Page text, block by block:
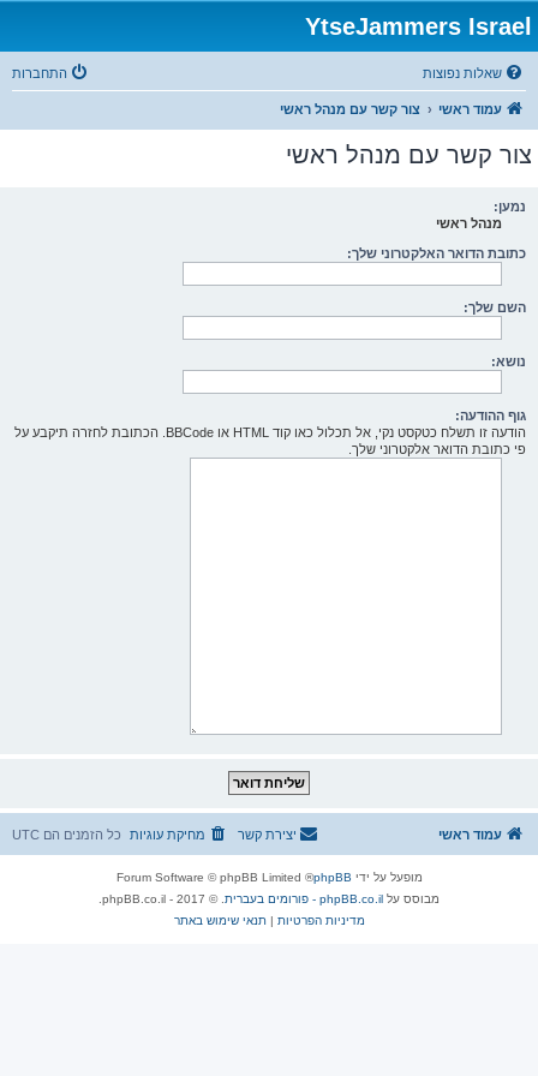
YtseJammers Israel
שאלות נפוצות התחברות
עמוד ראשי צור קשר עם מנהל ראשי
צור קשר עם מנהל ראשי
נמען:
מנהל ראשי
כתובת הדואר האלקטרוני שלך:
השם שלך:
נושא:
גוף ההודעה:
הודעה זו תשלח כטקסט נקי, אל תכלול כאו קוד HTML או BBCode. הכתובת לחזרה תיקבע על
פי כתובת הדואר אלקטרוני שלך.
עמוד ראשי כל הזמנים הם UTC מחיקת עוגיות יצירת קשר
מופעל על ידי phpBB
® Forum Software © phpBB Limited
מבוסס על phpBB.co.il - פורומים בעברית
. © 2017 - phpBB.co.il.
מדיניות הפרטיות |תנאי שימוש באתר